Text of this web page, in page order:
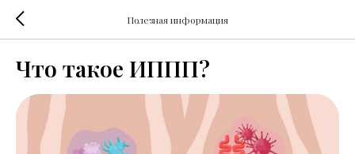
Полезная информация
Что такое ИППП?